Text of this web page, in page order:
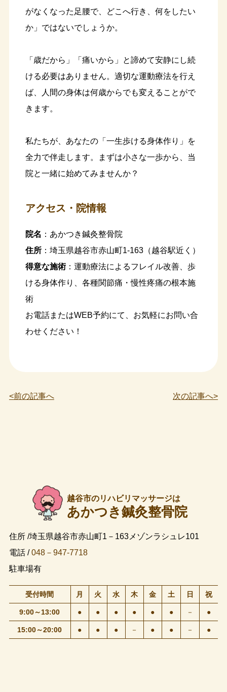
がなくなった足腰で、どこへ行き、何をしたい
か」ではないでしょうか。
「歳だから」「痛いから」と諦めて安静にし続
ける必要はありません。適切な運動療法を行え
ば、人間の身体は何歳からでも変えることがで
きます。
私たちが、あなたの「一生歩ける身体作り」を
全力で伴走します。まずは小さな一歩から、当
院と一緒に始めてみませんか？
アクセス・院情報
院名 ：あかつき鍼灸整骨院
住所：埼玉県越谷市赤山町1-163（越谷駅近く）
得意な施術：運動療法によるフレイル改善、歩
ける身体作り、各種関節痛・慢性疼痛の根本施
術
お電話またはWEB予約にて、お気軽にお問い合
わせください！
<前の記事へ 次の記事へ>
越谷市のリハビリマッサージは
あかつき鍼灸整骨院
住所 /埼玉県越谷市赤山町1－163メゾンラシュレ101
電話 /048－947-7718
駐車場有
受付時間 月 火 水 木 金 土 日 祝
9:00～13:00 ● ● ● ● ● ● － ●
15:00～20:00 ● ● ● － ● ● － ●